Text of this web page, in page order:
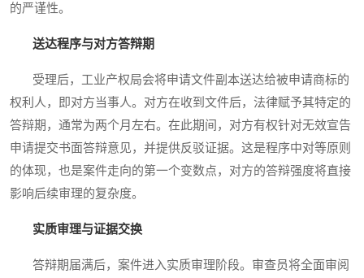
的严谨性。
送达程序与对方答辩期
受理后，工业产权局会将申请文件副本送达给被申请商标的
权利人，即对方当事人。对方在收到文件后，法律赋予其特定的
答辩期，通常为两个月左右。在此期间，对方有权针对无效宣告
申请提交书面答辩意见，并提供反驳证据。这是程序中对等原则
的体现，也是案件走向的第一个变数点，对方的答辩强度将直接
影响后续审理的复杂度。
实质审理与证据交换
答辩期届满后，案件进入实质审理阶段。审查员将全面审阅